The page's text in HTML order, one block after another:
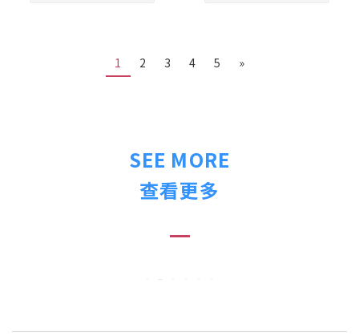
1 2 3 4 5 »
SEE MORE
查看更多